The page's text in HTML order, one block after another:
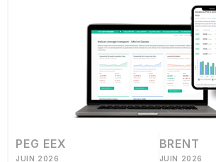
PEG EEX
JUIN 2026
BRENT
JUIN 2026